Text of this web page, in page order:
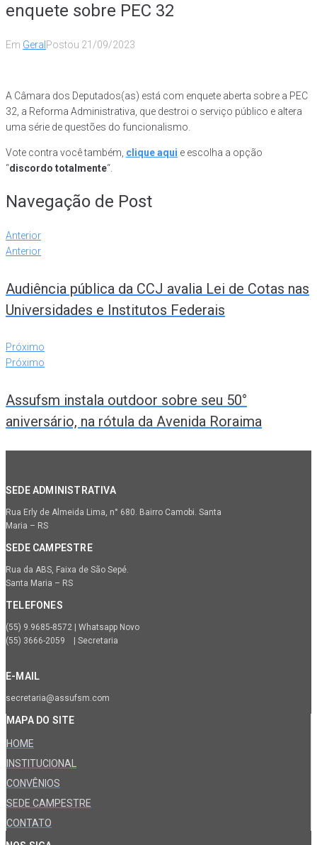
enquete sobre PEC 32
Em Geral Postou 21/09/2023
A Câmara dos Deputados(as) está com enquete aberta sobre a PEC
32, a Reforma Administrativa, que destroi o serviço público e altera
uma série de questões do funcionalismo.
Vote contra você também, clique aqui e escolha a opção
“discordo totalmente“.
Navegação de Post
Anterior
Anterior
Audiência pública da CCJ avalia Lei de Cotas nas
Universidades e Institutos Federais
Próximo
Próximo
Assufsm instala outdoor sobre seu 50°
aniversário, na rótula da Avenida Roraima
SEDE ADMINISTRATIVA
Rua Erly de Almeida Lima, n° 680. Bairro Camobi. Santa
Maria – RS
SEDE CAMPESTRE
Rua da ABS, Faixa de São Sepé.
Santa Maria – RS
TELEFONES
(55) 9.9685-8572 | Whatsapp Novo
(55) 3666-2059 | Secretaria
E-MAIL
secretaria@assufsm.com
MAPA DO SITE
HOME
INSTITUCIONAL
CONVÊNIOS
SEDE CAMPESTRE
CONTATO